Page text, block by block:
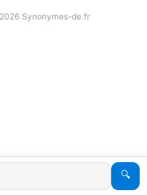
🔍
2026 Synonymes-de.fr